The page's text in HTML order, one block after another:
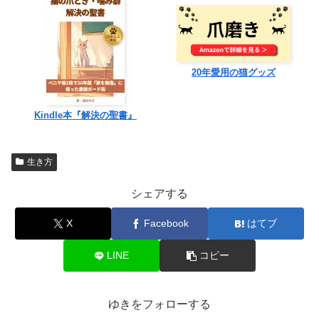
Kindle本『解決の聖書』
20年愛用の猫グッズ
生き方
シェアする
X Facebook はてブ
LINE コピー
ゆきをフォローする